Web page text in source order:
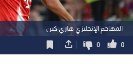
المهاجم الإنجليزي هاري كين
0
0